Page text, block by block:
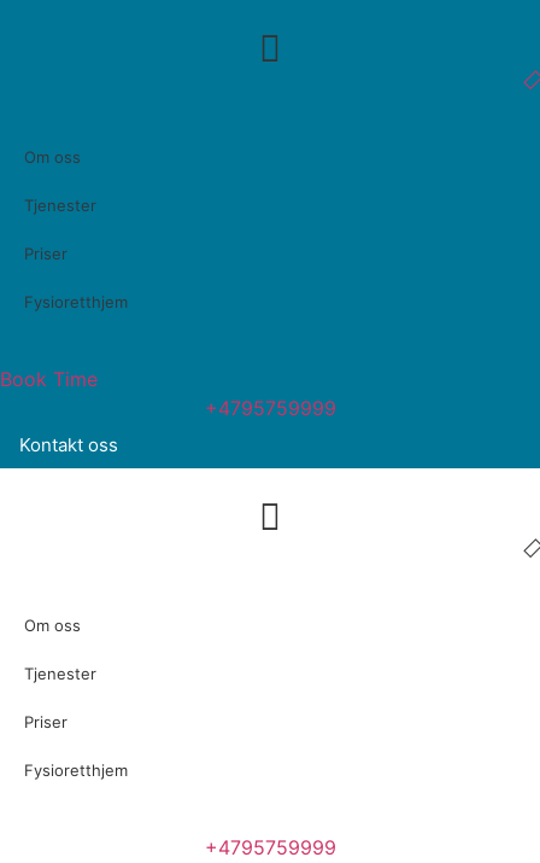
Om oss
Tjenester
Priser
Fysioretthjem
Book Time
+4795759999
Kontakt oss
Om oss
Tjenester
Priser
Fysioretthjem
+4795759999